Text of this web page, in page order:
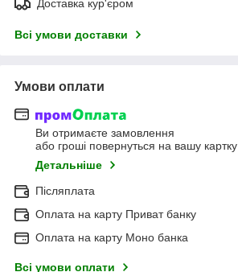
Доставка кур'єром
Всі умови доставки
Умови оплати
Ви отримаєте замовлення
або гроші повернуться на вашу картку
Детальніше
Післяплата
Оплата на карту Приват банку
Оплата на карту Моно банка
Всі умови оплати